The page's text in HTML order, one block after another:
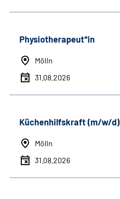
Physiotherapeut*in
Mölln
31.08.2026
Küchenhilfskraft (m/w/d)
Mölln
31.08.2026